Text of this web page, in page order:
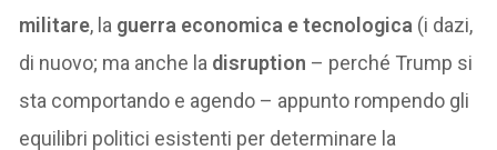
militare, la guerra economica e tecnologica (i dazi,
di nuovo; ma anche la disruption – perché Trump si
sta comportando e agendo – appunto rompendo gli
equilibri politici esistenti per determinare la